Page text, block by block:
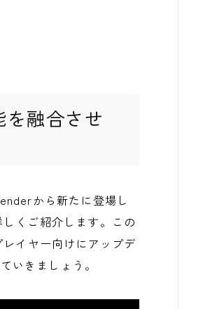
融合させ
から新たに登場し
くご紹介します。この
イヤー向けにアップデ
いきましょう。